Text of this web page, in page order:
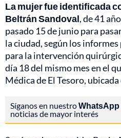
La mujer fue identificada
Beltrán Sandoval, de 41
pasado 15 de junio para
la ciudad, según los
para la intervención
día 18 del mismo mes en el
Médica de El Tesoro,
Síganos en nuestro
noticias de mayor interés